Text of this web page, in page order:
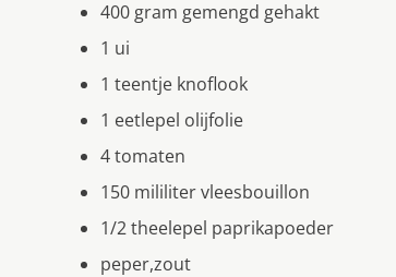
400 gram gemengd gehakt
1 ui
1 teentje knoflook
1 eetlepel olijfolie
4 tomaten
150 mililiter vleesbouillon
1/2 theelepel paprikapoeder
peper,zout